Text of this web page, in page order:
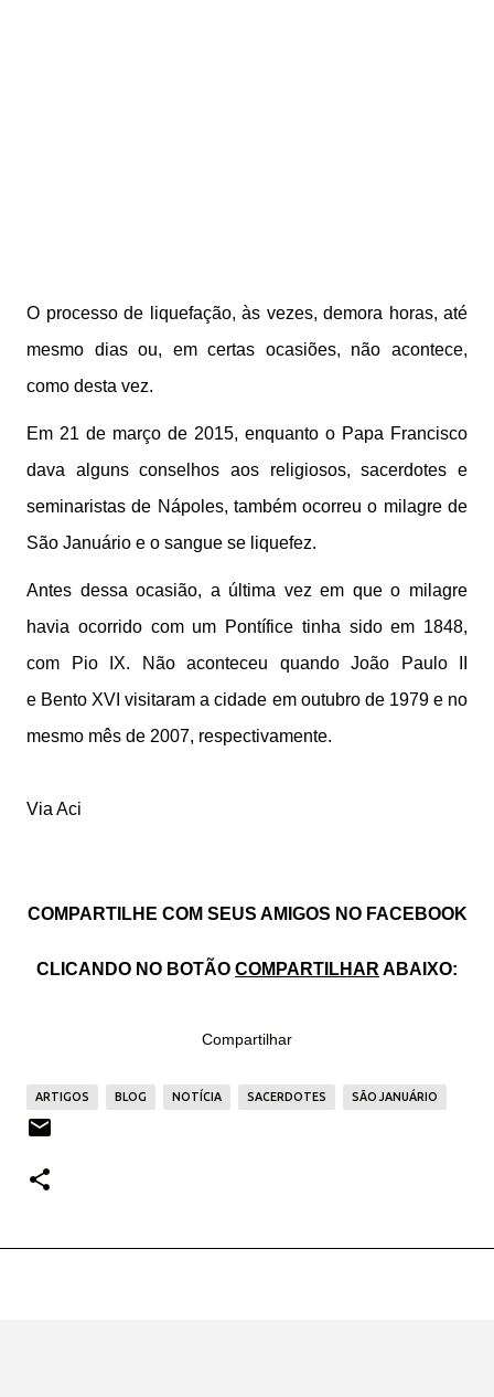
O processo de liquefação, às vezes, demora horas, até
mesmo dias ou, em certas ocasiões, não acontece,
como desta vez.
Em 21 de março de 2015, enquanto o Papa Francisco
dava alguns conselhos aos religiosos, sacerdotes e
seminaristas de Nápoles, também ocorreu o milagre de
São Januário e o sangue se liquefez.
Antes dessa ocasião, a última vez em que o milagre
havia ocorrido com um Pontífice tinha sido em 1848,
com Pio IX. Não aconteceu quando João Paulo II
e Bento XVI visitaram a cidade em outubro de 1979 e no
mesmo mês de 2007, respectivamente.
Via Aci
COMPARTILHE COM SEUS AMIGOS NO FACEBOOK
CLICANDO NO BOTÃO COMPARTILHAR ABAIXO:
Compartilhar
ARTIGOS BLOG NOTÍCIA SACERDOTES SÃO JANUÁRIO